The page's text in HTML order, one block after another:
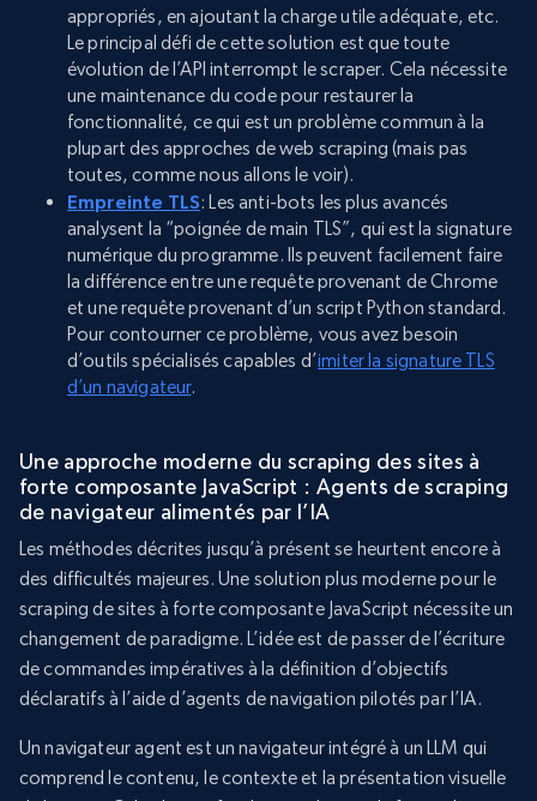
appropriés, en ajoutant la charge utile adéquate, etc.
Le principal défi de cette solution est que toute
évolution de l’API interrompt le scraper. Cela nécessite
une maintenance du code pour restaurer la
fonctionnalité, ce qui est un problème commun à la
plupart des approches de web scraping (mais pas
toutes, comme nous allons le voir).
Empreinte TLS: Les anti-bots les plus avancés
analysent la “poignée de main TLS”, qui est la signature
numérique du programme. Ils peuvent facilement faire
la différence entre une requête provenant de Chrome
et une requête provenant d’un script Python standard.
Pour contourner ce problème, vous avez besoin
d’outils spécialisés capables d’imiter la signature TLS
d’un navigateur.
Une approche moderne du scraping des sites à
forte composante JavaScript : Agents de scraping
de navigateur alimentés par l’IA
Les méthodes décrites jusqu’à présent se heurtent encore à
des difficultés majeures. Une solution plus moderne pour le
scraping de sites à forte composante JavaScript nécessite un
changement de paradigme. L’idée est de passer de l’écriture
de commandes impératives à la définition d’objectifs
déclaratifs à l’aide d’agents de navigation pilotés par l’IA.
Un navigateur agent est un navigateur intégré à un LLM qui
comprend le contenu, le contexte et la présentation visuelle